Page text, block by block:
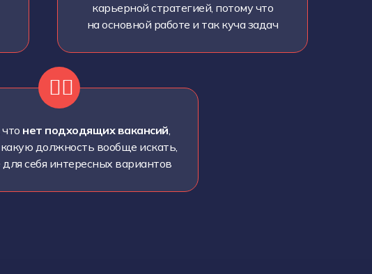
нет подходящих вакансий,
должность вообще искать,
себя интересных вариантов
карьерной стратегией, потому что
на основной работе и так куча задач
😵‍💫